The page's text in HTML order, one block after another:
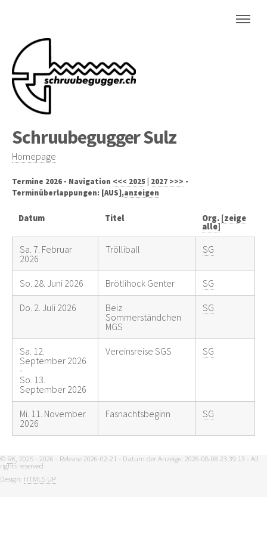
Schruubegugger Sulz
Homepage
Termine 2026 - Navigation <<< 2025 2027 >>> -
Terminüberlappungen: [AUS],anzeigen
Datum Titel Org. [zeige
alle]
Sa. 7. Februar
2026
Trölliball SG
So. 28. Juni 2026 Brötlihock Genter SG
Do. 2. Juli 2026
Beiz
Sommerständchen
MGS
SG
Sa. 12.
September 2026
-
So. 13.
September 2026
Vereinsreise SGS SG
Mi. 11. November
2026
Fasnachtsbeginn SG
© RK , 2025 - 2026 - Release 2026-02-21 - Datum der Anzeige: 2026-08-08 23:39:13 - All
rights reserved
Design: HTML5 UP